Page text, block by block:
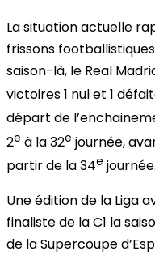
La situation actuelle
frissons
saison-là, le Real
victoires 1 nul et 1
départ de
2e à la 32e journée,
partir de la 34e journée.
Une édition de la Liga
finaliste de la C1 la
de la Supercoupe